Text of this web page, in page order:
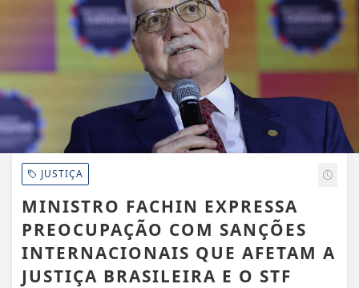
JUSTIÇA
MINISTRO FACHIN EXPRESSA
PREOCUPAÇÃO COM SANÇÕES
INTERNACIONAIS QUE AFETAM A
JUSTIÇA BRASILEIRA E O STF